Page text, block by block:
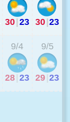
30|23 30|23
9/4
28 23
9/5
29 23